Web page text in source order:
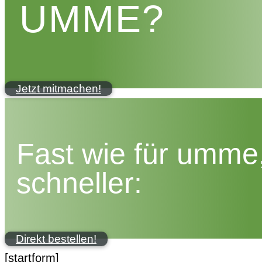
UMME?
Jetzt mitmachen!
Fast wie für
schneller:
Direkt bestellen!
[startform]